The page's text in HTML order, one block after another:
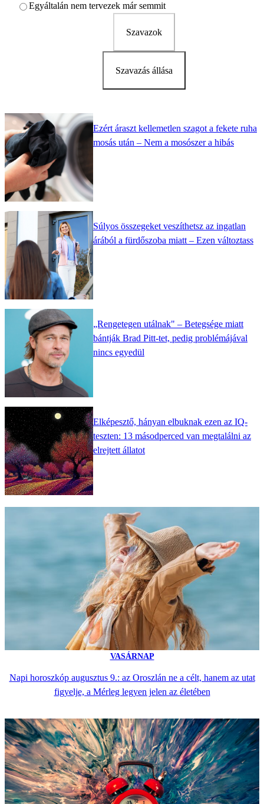
Egyáltalán nem tervezek már semmit
Szavazok
Szavazás állása
Ezért áraszt kellemetlen szagot a fekete ruha
mosás után – Nem a mosószer a hibás
Súlyos összegeket veszíthetsz az ingatlan
árából a fürdőszoba miatt – Ezen változtass
„Rengetegen utálnak" – Betegsége miatt
bántják Brad Pitt-tet, pedig problémájával
nincs egyedül
Elképesztő, hányan elbuknak ezen az IQ-
teszten: 13 másodperced van megtalálni az
elrejtett állatot
VASÁRNAP
Napi horoszkóp augusztus 9.: az Oroszlán ne a célt, hanem az utat
figyelje, a Mérleg legyen jelen az életében